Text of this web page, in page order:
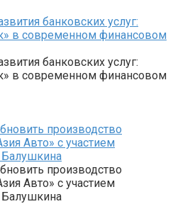
банковских услуг:
в современном финансовом
банковских услуг:
в современном финансовом
производство
Авто» с участием
производство
Авто» с участием